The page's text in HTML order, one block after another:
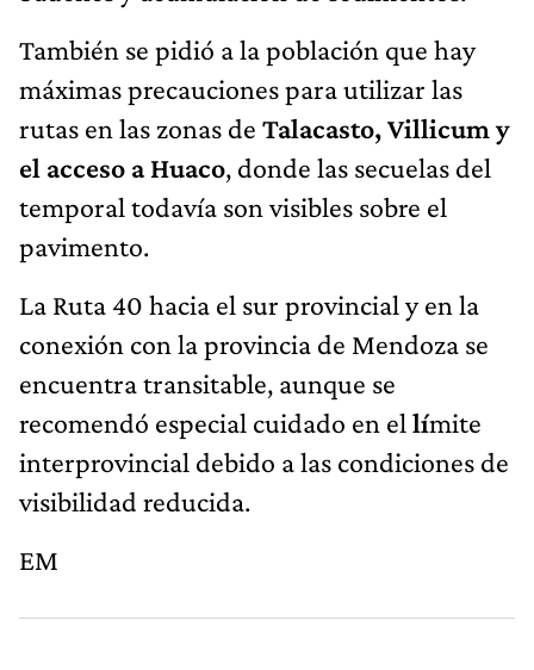
También se pidió a la población que hay
máximas precauciones para utilizar las
rutas en las zonas de Talacasto, Villicum y
el acceso a Huaco, donde las secuelas del
temporal todavía son visibles sobre el
pavimento.
La Ruta 40 hacia el sur provincial y en la
conexión con la provincia de Mendoza se
encuentra transitable, aunque se
recomendó especial cuidado en el límite
interprovincial debido a las condiciones de
visibilidad reducida.
EM